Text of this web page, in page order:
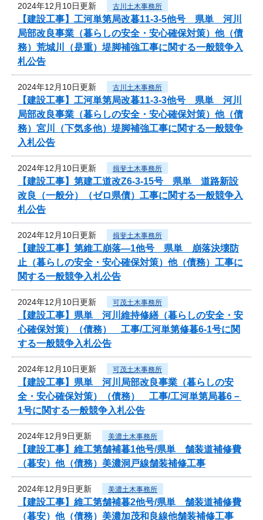
2024年12月10日更新 古川土木事務所
【建設工事】工河単第局改暮11-3-5他号 県単 河川
局部改良事業（暮らしの安全・安心確保対策）他（債
務）荒城川（是重）堤脚補強工事に関する一般競争入
札公告
2024年12月10日更新 古川土木事務所
【建設工事】工河単第局改暮11-3-3他号 県単 河川
局部改良事業（暮らしの安全・安心確保対策）他（債
務）宮川（下気多他）堤脚補強工事に関する一般競争
入札公告
2024年12月10日更新 揖斐土木事務所
【建設工事】第建工道改Z6-3-15号 県単 道路新設
改良（一般分）（ゼロ県債）工事に関する一般競争入
札公告
2024年12月10日更新 揖斐土木事務所
【建設工事】第維工崩落―1他号 県単 崩落決壊防
止（暮らしの安全・安心確保対策）他（債務）工事に
関する一般競争入札公告
2024年12月10日更新 可茂土木事務所
【建設工事】県単 河川維持修繕（暮らしの安全・安
心確保対策）（債務） 工事/工河単第修暮6-1号に関
する一般競争入札公告
2024年12月10日更新 可茂土木事務所
【建設工事】県単 河川局部改良事業（暮らしの安
全・安心確保対策）（債務） 工事/工河単第局暮6－
1号に関する一般競争入札公告
2024年12月9日更新 美濃土木事務所
【建設工事】維工第舗補暮1他号/県単 舗装道補修費
（暮安）他（債務）美濃洞戸線舗装補修工事
2024年12月9日更新 美濃土木事務所
【建設工事】維工第舗補暮2他号/県単 舗装道補修費
（暮安）他（債務）美濃加茂和良線他舗装補修工事